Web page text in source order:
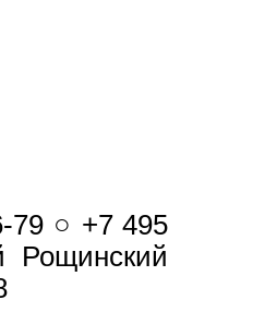
79 ○ +7 495
Рощинский